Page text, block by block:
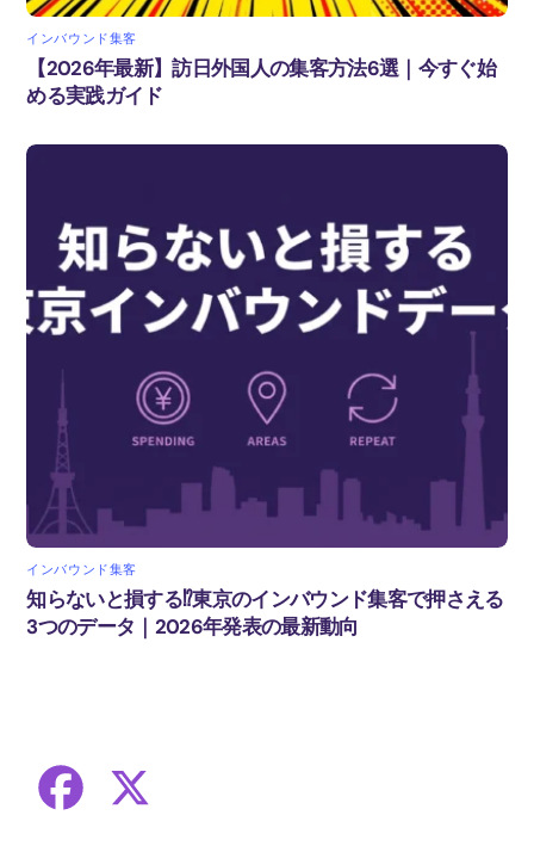
インバウンド集客
【2026年最新】訪日外国人の集客方法6選｜今すぐ始
める実践ガイド
インバウンド集客
知らないと損する⁉東京のインバウンド集客で押さえる
3つのデータ｜2026年発表の最新動向